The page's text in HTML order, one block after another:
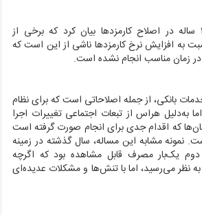
با اشاره به تاخیر ۱۰ ساله در اصلاح کارمزدها بیان کرد که برخی از
به افزایش نرخ کارمزدها ناشی از این است که
زمان مناسب انجام نشده است.
بانکی، از جمله اصلاحاتی است که برای نظام
به‌دلیل هراس از تبعات اجتماعی تغییرات اجرا
که اقدام جدی برای انجام صورت گرفته است
نمونه مشابه این مساله، سال گذشته در زمینه
یک‌بار مصرف قابل مشاهده بود که اگرچه
نظر می‌رسید، اما با تنش‌ها و مشکلات عدیده‌ای